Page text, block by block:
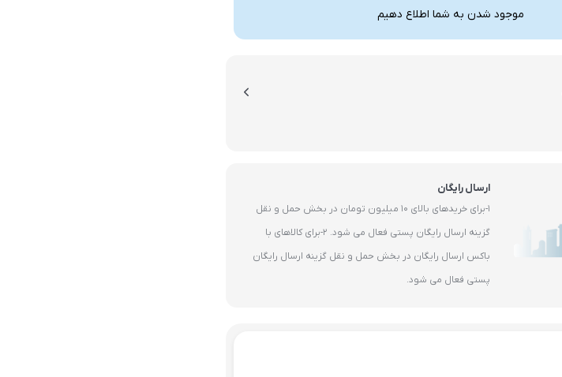
موجود شدن به شما اطلاع دهیم
ارسال رایگان
1-برای خریدهای بالای 10 میلیون تومان در بخش حمل و نقل
گزینه ارسال رایگان پستی فعال می شود. 2-برای کالاهای با
باکس ارسال رایگان در بخش حمل و نقل گزینه ارسال رایگان
پستی فعال می شود.